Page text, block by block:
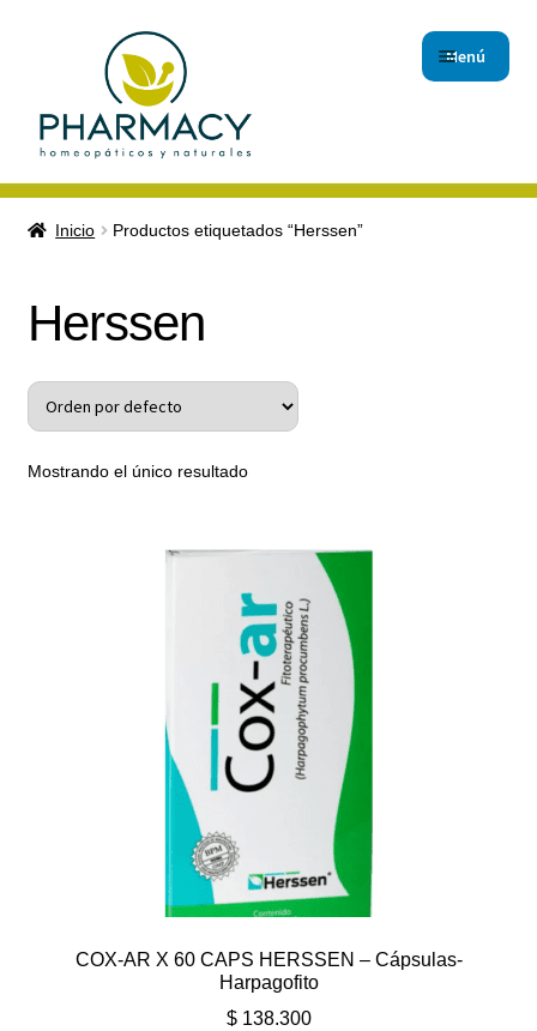
Menú
Inicio
Checkout
Contáctanos
Política de protección y tratamiento de datos personales
TÉRMINOS Y CONDICIONES
Inicio Productos etiquetados “Herssen”
Herssen
Mostrando el único resultado
COX-AR X 60 CAPS HERSSEN – Cápsulas-
Harpagofito
$138.300